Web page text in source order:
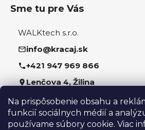
Na prispôsobenie obsahu a
funkcií sociálnych médií a
používame súbory cookie. Viac
Sme tu pre Vás
WALKtech s.r.o.
info@kracaj.sk
+421 947 969 866
Lenčova 4, Žilina
Sledujte nás